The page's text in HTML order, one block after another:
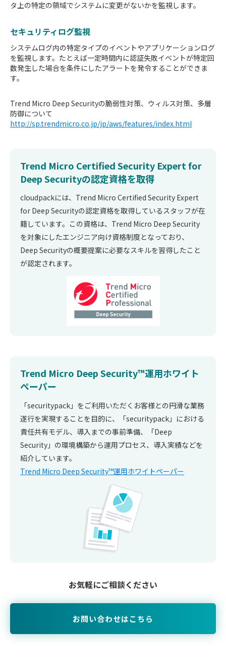
タ上の特定の領域でシステムに変更がないかを監視します。
セキュリティログ監視
システムログ内の特定タイプのイベントやアプリケーションログ
を監視します。たとえば一定時間内に認証失敗イベントが特定回
数発生した場合を条件にしたアラートを発令することができま
す。
Trend Micro Deep Securityの脆弱性対策、ウィルス対策、多層
防御について
http://sp.trendmicro.co.jp/jp/aws/features/index.html
Trend Micro Certified Security Expert for
Deep Securityの認定資格を取得
cloudpackには、Trend Micro Certified Security Expert
for Deep Securityの認定資格を取得しているスタッフが在
籍しています。この資格は、Trend Micro Deep Security
を対象にしたエンジニア向け資格制度となっており、
Deep Securityの概要提案に必要なスキルを習得したこと
が認定されます。
Trend Micro Deep Security™運用ホワイト
ペーパー
「securitypack」をご利用いただくお客様との円滑な業務
遂行を実現することを目的に、「securitypack」における
責任共有モデル、導入までの事前準備、「Deep
Security」の環境構築から運用プロセス、導入実績などを
紹介しています。
Trend Micro Deep Security™運用ホワイトペーパー
お気軽にご相談ください
お問い合わせはこちら